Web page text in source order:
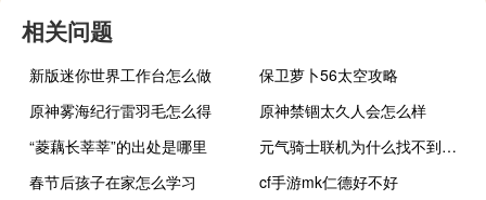
相关问题
新版迷你世界工作台怎么做
保卫萝卜56太空攻略
原神雾海纪行雷羽毛怎么得
原神禁锢太久人会怎么样
“菱藕长莘莘”的出处是哪里
元气骑士联机为什么找不到房间
春节后孩子在家怎么学习
cf手游mk仁德好不好